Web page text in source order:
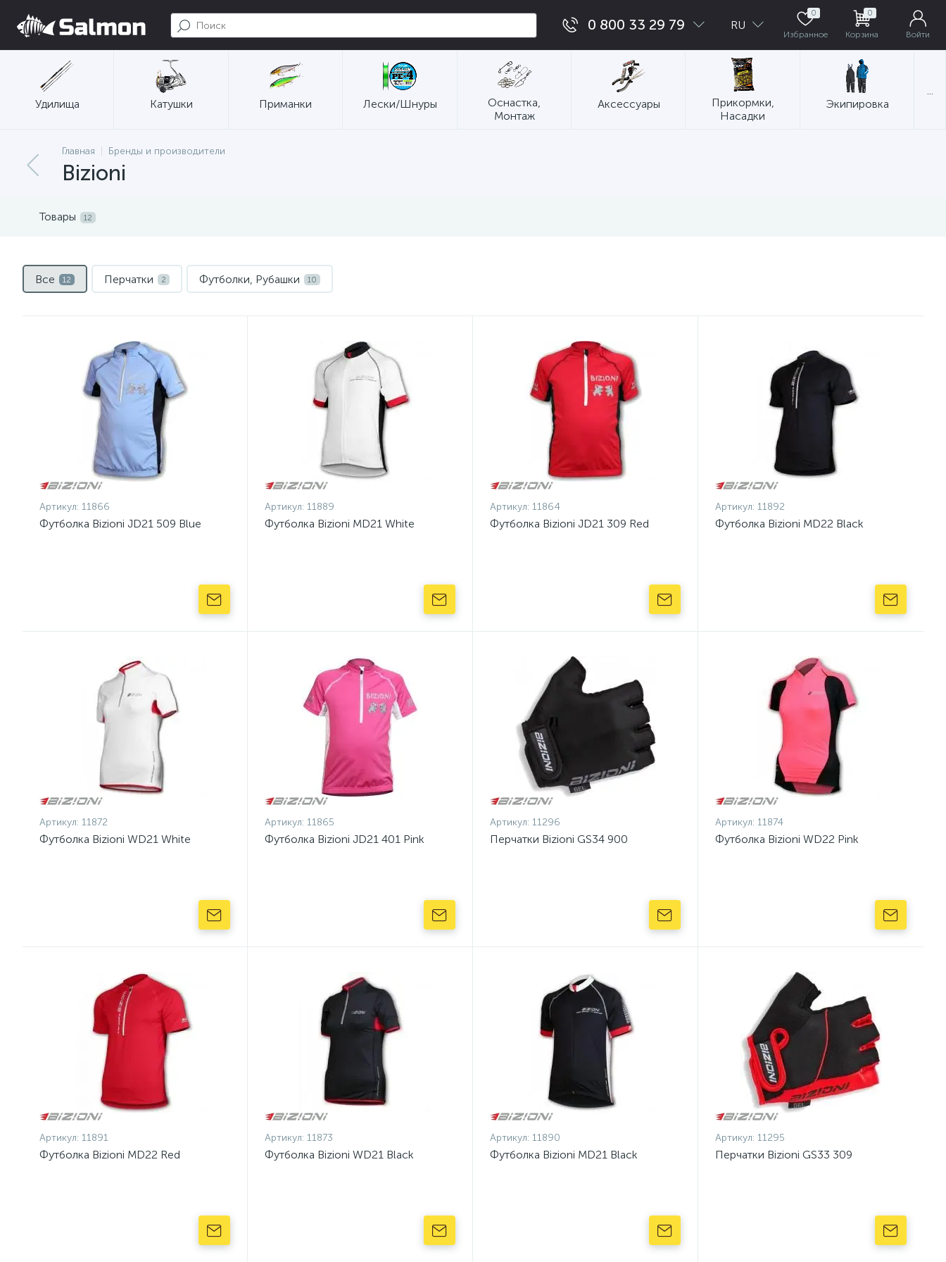
0 800 33 29 79 RU
0
Избранное
0
Корзина Войти
Удилища Катушки Приманки Лески/Шнуры
Оснастка,
Монтаж
Аксессуары
Прикормки,
Насадки
Экипировка
Главная Бренды и производители
Bizioni
Товары 12
Все 12 Перчатки 2 Футболки, Рубашки 10
Артикул: 11866
Футболка Bizioni JD21 509 Blue
Артикул: 11889
Футболка Bizioni MD21 White
Артикул: 11864
Футболка Bizioni JD21 309 Red
Артикул: 11892
Футболка Bizioni MD22 Black
Артикул: 11872
Футболка Bizioni WD21 White
Артикул: 11865
Футболка Bizioni JD21 401 Pink
Артикул: 11296
Перчатки Bizioni GS34 900
Артикул: 11874
Футболка Bizioni WD22 Pink
Артикул: 11891
Футболка Bizioni MD22 Red
Артикул: 11873
Футболка Bizioni WD21 Black
Артикул: 11890
Футболка Bizioni MD21 Black
Артикул: 11295
Перчатки Bizioni GS33 309